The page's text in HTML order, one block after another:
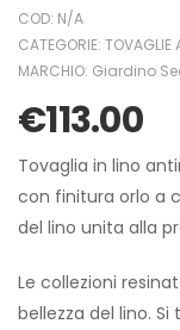
COD: N/A
CATEGORIE: TOVAGLIE
MARCHIO: Giardino
€113.00
Tovaglia in lino
con finitura orlo a
del lino unita alla
Le collezioni
bellezza del lino.